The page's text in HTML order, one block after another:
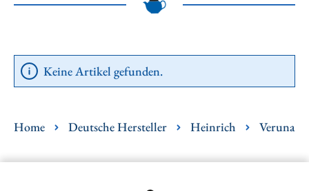
Keine Artikel gefunden.
Home Deutsche Hersteller Heinrich Veruna